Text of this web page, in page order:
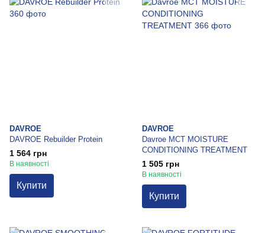
DAVROE
DAVROE Rebuilder Protein
1 564 грн
В наявності
Купити
DAVROE
Davroe MCT MOISTURE
CONDITIONING TREATMENT
1 505 грн
В наявності
Купити